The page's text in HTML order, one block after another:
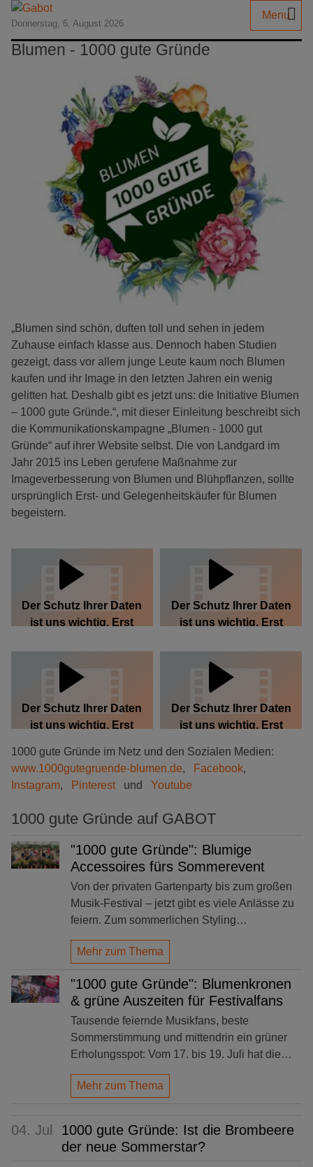
Donnerstag, 6. August 2026
Menu
Blumen - 1000 gute Gründe
„Blumen sind schön, duften toll und sehen in jedem
Zuhause einfach klasse aus. Dennoch haben Studien
gezeigt, dass vor allem junge Leute kaum noch Blumen
kaufen und ihr Image in den letzten Jahren ein wenig
gelitten hat. Deshalb gibt es jetzt uns: die Initiative Blumen
– 1000 gute Gründe.“, mit dieser Einleitung beschreibt sich
die Kommunikationskampagne „Blumen - 1000 gut
Gründe“ auf ihrer Website selbst. Die von Landgard im
Jahr 2015 ins Leben gerufene Maßnahme zur
Imageverbesserung von Blumen und Blühpflanzen, sollte
ursprünglich Erst- und Gelegenheitskäufer für Blumen
begeistern.
Der Schutz Ihrer Daten
ist uns wichtig. Erst
von Dritt-Anbieter-
Servern zu laden.
Der Schutz Ihrer Daten
ist uns wichtig. Erst
von Dritt-Anbieter-
Servern zu laden.
Der Schutz Ihrer Daten
ist uns wichtig. Erst
erlauben Sie uns, Daten
von Dritt-Anbieter-
Servern zu laden.
Der Schutz Ihrer Daten
ist uns wichtig. Erst
erlauben Sie uns, Daten
von Dritt-Anbieter-
Servern zu laden.
1000 gute Gründe im Netz und den Sozialen Medien:
www.1000gutegruende-blumen.de, Facebook,
Instagram, Pinterest und Youtube
1000 gute Gründe auf GABOT
"1000 gute Gründe": Blumige
Accessoires fürs Sommerevent
Von der privaten Gartenparty bis zum großen
Musik-Festival – jetzt gibt es viele Anlässe zu
feiern. Zum sommerlichen Styling…
Mehr zum Thema
"1000 gute Gründe": Blumenkronen
& grüne Auszeiten für Festivalfans
Tausende feiernde Musikfans, beste
Sommerstimmung und mittendrin ein grüner
Erholungsspot: Vom 17. bis 19. Juli hat die…
Mehr zum Thema
04. Jul
1000 gute Gründe: Ist die Brombeere
der neue Sommerstar?